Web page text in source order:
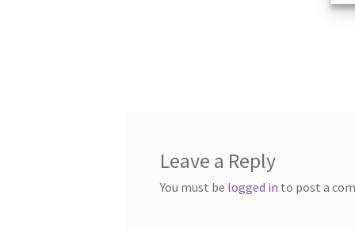
Leave a Reply
You must be logged in to post a